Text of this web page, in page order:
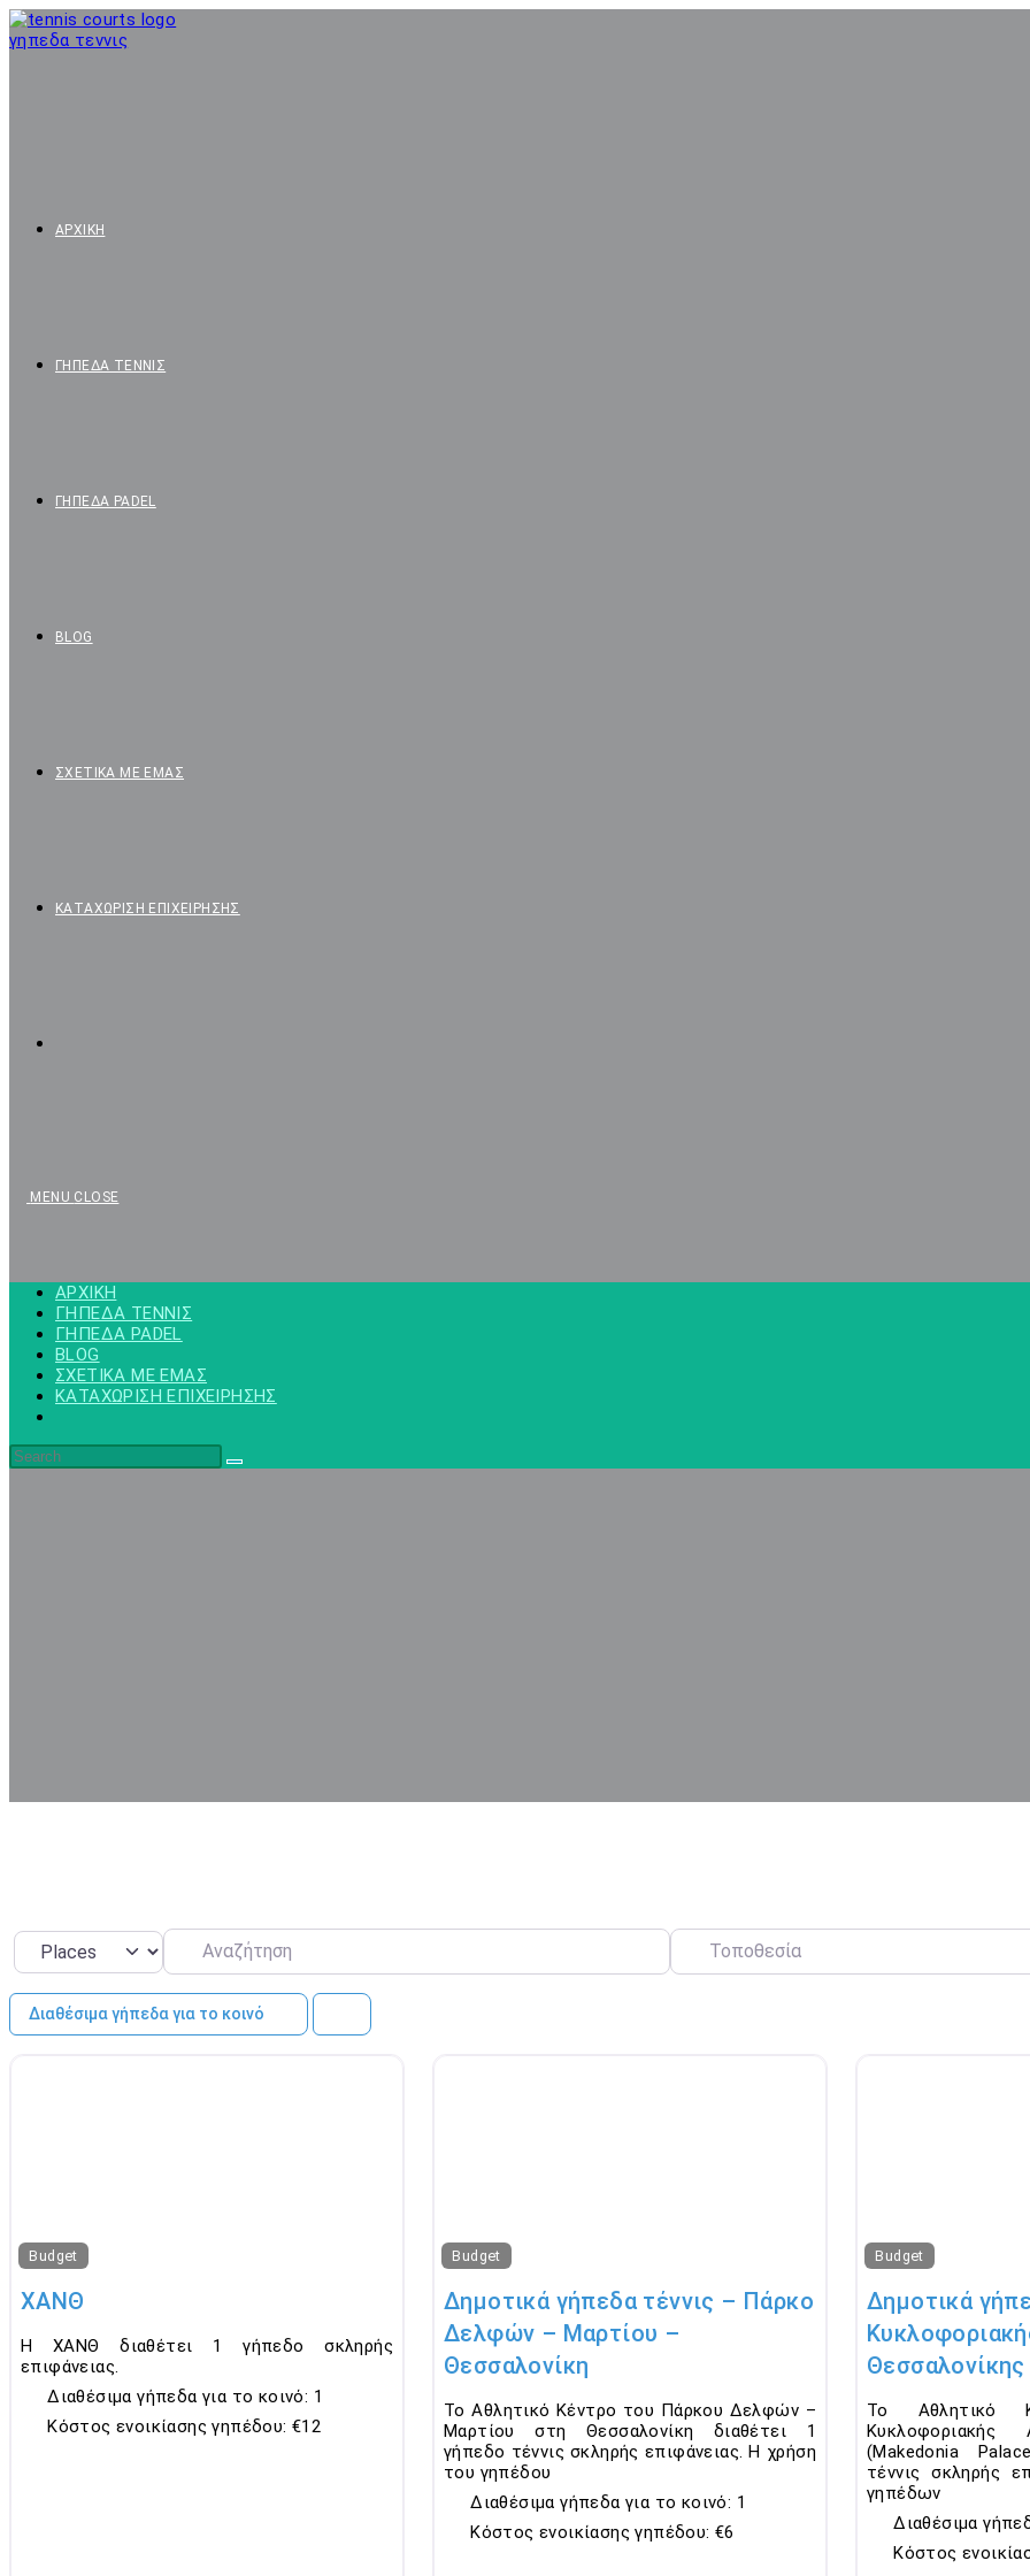
ΑΡΧΙΚΗ
ΓΗΠΕΔΑ ΤΕΝΝΙΣ
ΓΗΠΕΔΑ PADEL
BLOG
ΣΧΕΤΙΚΑ ΜΕ ΕΜΑΣ
ΚΑΤΑΧΩΡΙΣΗ ΕΠΙΧΕΙΡΗΣΗΣ
MENU CLOSE
ΑΡΧΙΚΗ
ΓΗΠΕΔΑ ΤΕΝΝΙΣ
ΓΗΠΕΔΑ PADEL
BLOG
ΣΧΕΤΙΚΑ ΜΕ ΕΜΑΣ
ΚΑΤΑΧΩΡΙΣΗ ΕΠΙΧΕΙΡΗΣΗΣ
Select search typeΑναζήτηση Τοποθεσία
Διαθέσιμα γήπεδα για το κοινό
Budget
Favorite
ΧΑΝΘ
Η ΧΑΝΘ διαθέτει 1 γήπεδο σκληρής
επιφάνειας.
Διαθέσιμα γήπεδα για το κοινό: 1
Κόστος ενοικίασης γηπέδου: €12
Budget
Favorite
Δημοτικά γήπεδα τέννις – Πάρκο
Δελφών – Μαρτίου –
Θεσσαλονίκη
Το Αθλητικό Κέντρο του Πάρκου Δελφών –
Μαρτίου στη Θεσσαλονίκη διαθέτει 1
γήπεδο τέννις σκληρής επιφάνειας. Η χρήση
του γηπέδου
Διαθέσιμα γήπεδα για το κοινό: 1
Κόστος ενοικίασης γηπέδου: €6
Budget
Δημοτικά
Θεσσαλονίκης
Το Αθλητικό
Κυκλοφοριακής
(Makedonia
τέννις σκληρής
γηπέδων
Διαθέσιμα
Κόστος